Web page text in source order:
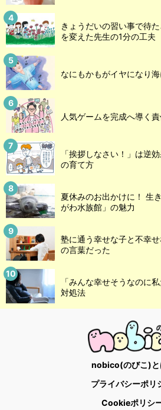
きょうだいの習い事で待
を変えた先生の1分の工夫
なにもかもがイヤになり
人気ゲームを完成へ導く
「挨拶しなさい！」は逆
の育て方
夏休みのお出かけに！ 生
がわ水族館」の魅力
塾に通う幸せな子と不幸
の言葉だった
「みんな幸せそうなのに
対処法
nobico(のびこ)と
プライバシーポリ
Cookieポリシ